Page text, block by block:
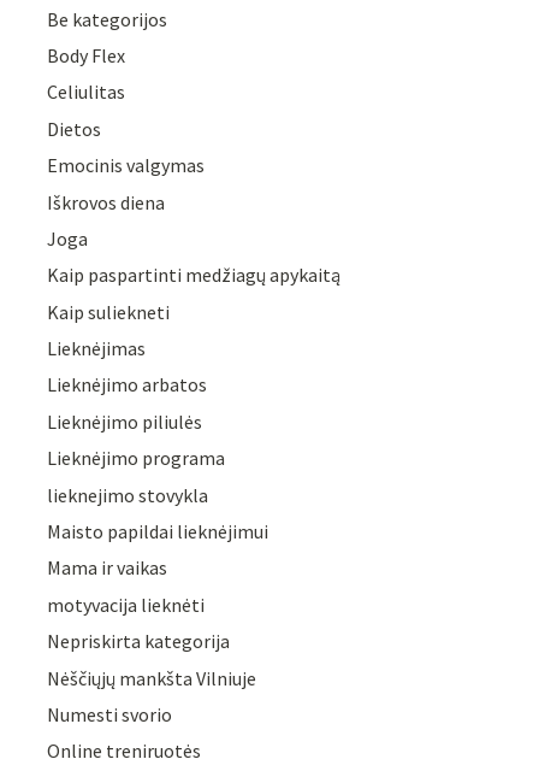
Be kategorijos
Body Flex
Celiulitas
Dietos
Emocinis valgymas
Iškrovos diena
Joga
Kaip paspartinti medžiagų apykaitą
Kaip suliekneti
Lieknėjimas
Lieknėjimo arbatos
Lieknėjimo piliulės
Lieknėjimo programa
lieknejimo stovykla
Maisto papildai lieknėjimui
Mama ir vaikas
motyvacija lieknėti
Nepriskirta kategorija
Nėščiųjų mankšta Vilniuje
Numesti svorio
Online treniruotės